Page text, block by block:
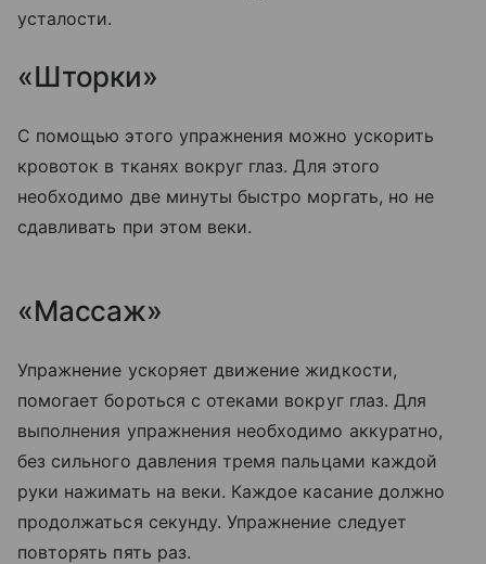
усталости.
«Шторки»
С помощью этого упражнения можно ускорить
кровоток в тканях вокруг глаз. Для этого
необходимо две минуты быстро моргать, но не
сдавливать при этом веки.
«Массаж»
Упражнение ускоряет движение жидкости,
помогает бороться с отеками вокруг глаз. Для
выполнения упражнения необходимо аккуратно,
без сильного давления тремя пальцами каждой
руки нажимать на веки. Каждое касание должно
продолжаться секунду. Упражнение следует
повторять пять раз.